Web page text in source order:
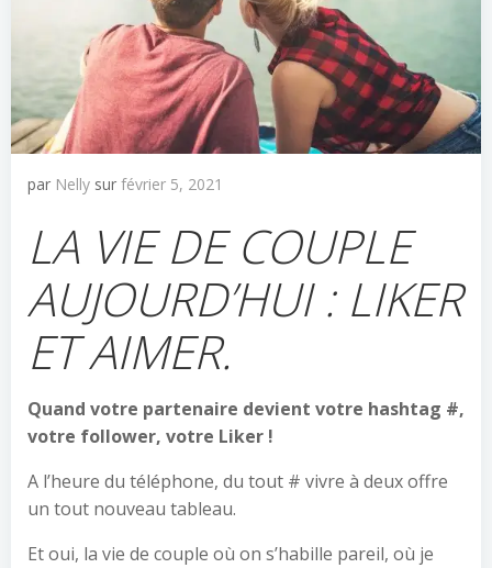
par Nelly sur février 5, 2021
LA VIE DE COUPLE
AUJOURD’HUI : LIKER
ET AIMER.
Quand votre partenaire devient votre hashtag #,
votre follower, votre Liker !
A l’heure du téléphone, du tout # vivre à deux offre
un tout nouveau tableau.
Et oui, la vie de couple où on s’habille pareil, où je